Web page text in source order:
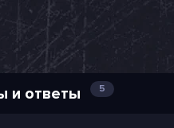
и ответы 5